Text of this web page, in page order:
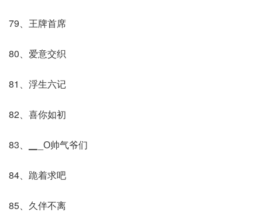
79、王牌首席
80、爱意交织
81、浮生六记
82、喜你如初
83、▁_О帅气爷们
84、跪着求吧
85、久伴不离